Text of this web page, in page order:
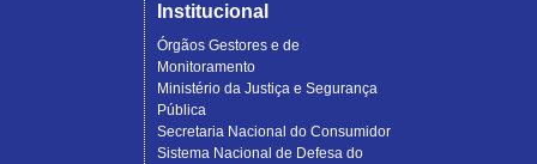
Institucional
Órgãos Gestores e de
Monitoramento
Ministério da Justiça e Segurança
Pública
Secretaria Nacional do Consumidor
Sistema Nacional de Defesa do